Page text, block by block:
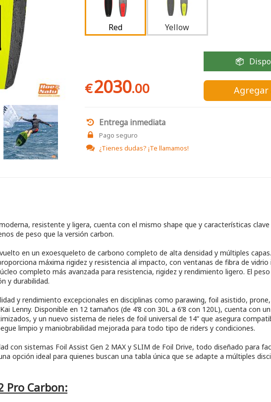
Red Yellow
€2030.00
Entrega inmediata
Pago seguro
¿Tienes dudas? ¡Te llamamos!
resistente y ligera, cuenta con el mismo shape que y características clave
de peso que la versión carbon.
en un exoesqueleto de carbono completo de alta densidad y múltiples
máxima rigidez y resistencia al impacto, con ventanas de fibra de
completo más avanzada para resistencia, rigidez y rendimiento ligero. El
y durabilidad.
y rendimiento excepcionales en disciplinas como parawing, foil asistido,
Lenny. Disponible en 12 tamaños (de 4’8 con 30L a 6’8 con 120L), cuenta con
y un nuevo sistema de rieles de foil universal de 14” que asegura
limpio y maniobrabilidad mejorada para todo tipo de riders y condiciones.
con sistemas Foil Assist Gen 2 MAX y SLIM de Foil Drive, todo diseñado para
opción ideal para quienes buscan una tabla única que se adapte a múltiples
Pro Carbon: